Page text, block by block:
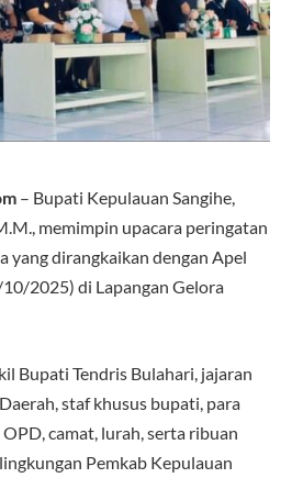
– Bupati Kepulauan Sangihe,
memimpin upacara peringatan
yang dirangkaikan dengan Apel
2025) di Lapangan Gelora
Bupati Tendris Bulahari, jajaran
staf khusus bupati, para
camat, lurah, serta ribuan
Pemkab Kepulauan